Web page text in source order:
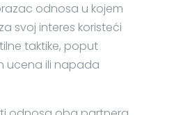
odnosa u kojem
svoj interes koristeći
taktike, poput
ucena ili napada